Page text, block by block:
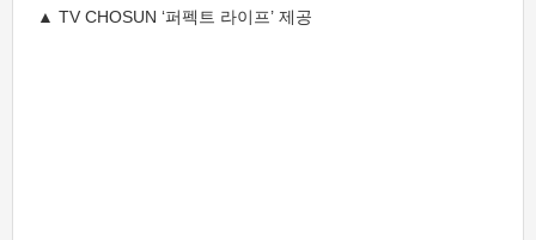
▲ TV CHOSUN ‘퍼펙트 라이프’ 제공